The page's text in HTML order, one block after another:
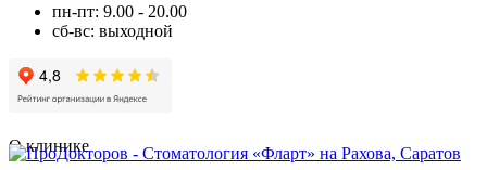
пн-пт: 9.00 - 20.00
сб-вс: выходной
О клинике